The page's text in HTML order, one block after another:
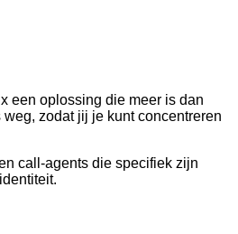
een oplossing die meer is dan
zodat jij je kunt concentreren
call-agents die specifiek zijn